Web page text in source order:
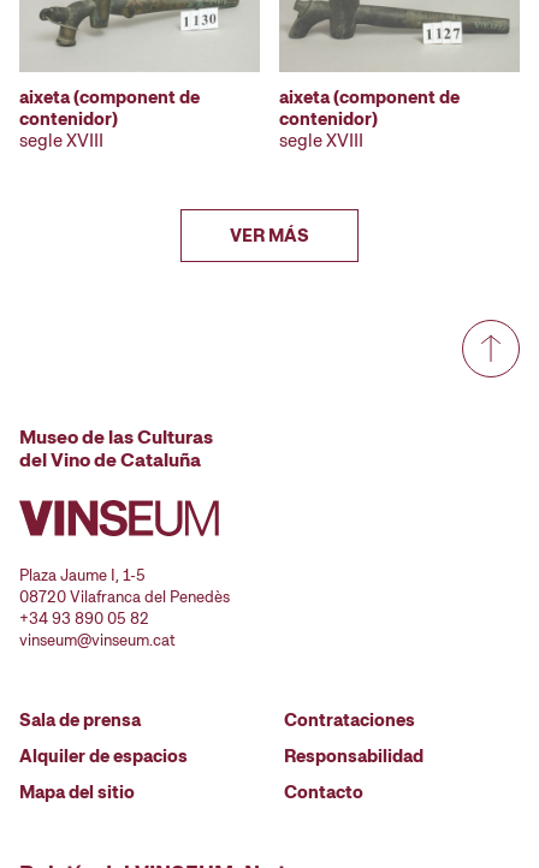
aixeta (component de
contenidor)
segle XVIII
aixeta (component de
contenidor)
segle XVIII
VER MÁS
Museo de las Culturas
del Vino de Cataluña
Plaza Jaume I, 1-5
08720 Vilafranca del Penedès
+34 93 890 05 82
vinseum@vinseum.cat
Sala de prensa
Alquiler de espacios
Mapa del sitio
Contrataciones
Responsabilidad
Contacto